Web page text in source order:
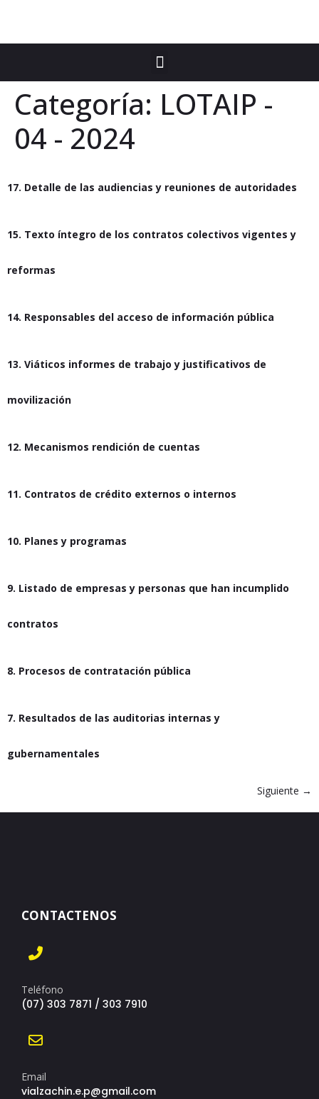
Categoría: LOTAIP -
04 - 2024
17. Detalle de las audiencias y reuniones de autoridades
15. Texto íntegro de los contratos colectivos vigentes y
reformas
14. Responsables del acceso de información pública
13. Viáticos informes de trabajo y justificativos de
movilización
12. Mecanismos rendición de cuentas
11. Contratos de crédito externos o internos
10. Planes y programas
9. Listado de empresas y personas que han incumplido
contratos
8. Procesos de contratación pública
7. Resultados de las auditorias internas y
gubernamentales
Siguiente →
CONTACTENOS
Teléfono
(07) 303 7871 / 303 7910
Email
vialzachin.e.p@gmail.com